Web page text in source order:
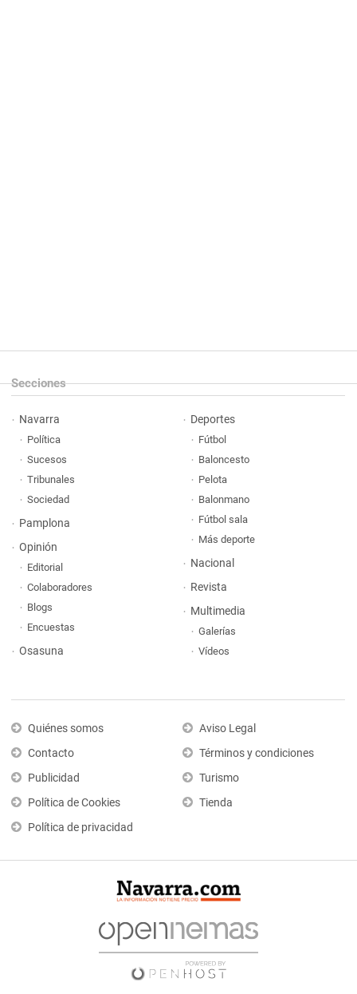
Secciones
Navarra
Política
Sucesos
Tribunales
Sociedad
Pamplona
Opinión
Editorial
Colaboradores
Blogs
Encuestas
Osasuna
Deportes
Fútbol
Baloncesto
Pelota
Balonmano
Fútbol sala
Más deporte
Nacional
Revista
Multimedia
Galerías
Vídeos
Quiénes somos
Contacto
Publicidad
Política de Cookies
Política de privacidad
Aviso Legal
Términos y condiciones
Turismo
Tienda